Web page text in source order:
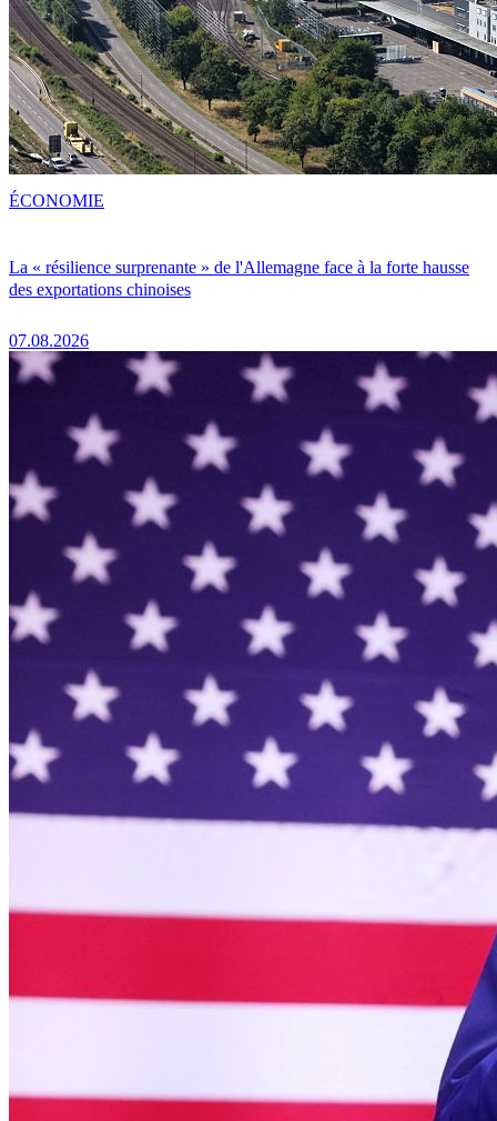
La « résilience surprenante » de l'Allemagne face à la forte hausse
des exportations chinoises
07.08.2026
ÉCONOMIE